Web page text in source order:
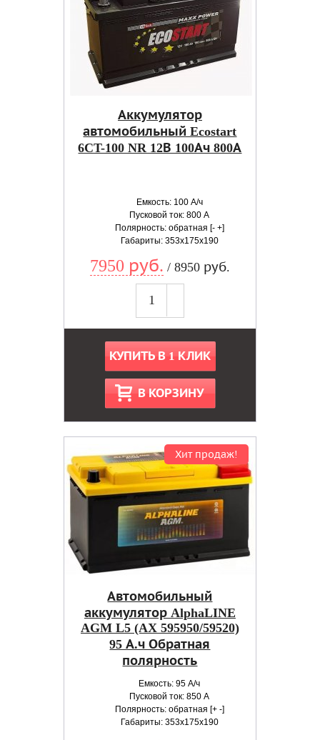
Аккумулятор
автомобильный Ecostart
6CT-100 NR 12В 100Ач 800А
Емкость: 100 А/ч
Пусковой ток: 800 А
Полярность: обратная [- +]
Габариты: 353x175x190
7950 руб. / 8950 руб.
КУПИТЬ В 1 КЛИК
В КОРЗИНУ
Хит продаж!
Автомобильный
аккумулятор AlphaLINE
AGM L5 (AX 595950/59520)
95 А.ч Обратная
полярность
Емкость: 95 А/ч
Пусковой ток: 850 А
Полярность: обратная [+ -]
Габариты: 353x175x190